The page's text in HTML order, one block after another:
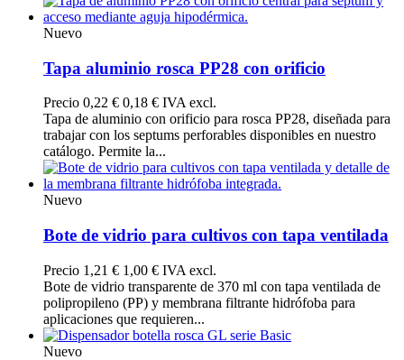
Nuevo
Tapa aluminio rosca PP28 con orificio
Precio 0,22 € 0,18 € IVA excl.
Tapa de aluminio con orificio para rosca PP28, diseñada para
trabajar con los septums perforables disponibles en nuestro
catálogo. Permite la...
Nuevo
Bote de vidrio para cultivos con tapa ventilada
Precio 1,21 € 1,00 € IVA excl.
Bote de vidrio transparente de 370 ml con tapa ventilada de
polipropileno (PP) y membrana filtrante hidrófoba para
aplicaciones que requieren...
Nuevo